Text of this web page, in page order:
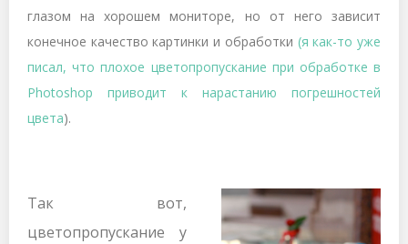
глазом на хорошем мониторе, но от него зависит
конечное качество картинки и обработки (я как-то уже
писал, что плохое цветопропускание при обработке в
Photoshop приводит к нарастанию погрешностей
цвета).
Так вот,
цветопропускание у